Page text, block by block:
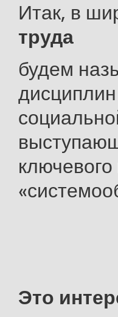
Итак, в
труда
будем
дисциплин
Это